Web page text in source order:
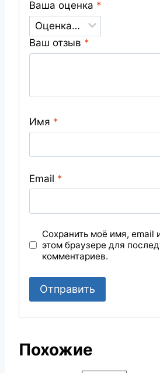
Ваша оценка *
Ваш отзыв *
Имя *
Email *
Сохранить моё имя, email
этом браузере для
комментариев.
Похожие